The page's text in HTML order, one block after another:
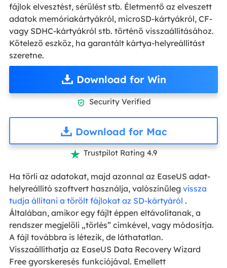
fájlok elvesztést, sérülést stb. Életmentő az elveszett
adatok memóriakártyákról, microSD-kártyákról, CF-
vagy SDHC-kártyákról stb. történő visszaállításához.
Kötelező eszköz, ha garantált kártya-helyreállítást
szeretne.
Download for Win
 Security Verified
Download for Mac
 Trustpilot Rating 4.9
Ha törli az adatokat, majd azonnal az EaseUS adat-
helyreállító szoftvert használja, valószínűleg vissza
tudja állítani a törölt fájlokat az SD-kártyáról .
Általában, amikor egy fájlt éppen eltávolítanak, a
rendszer megjelöli „törlés” címkével, vagy módosítja.
A fájl továbbra is létezik, de láthatatlan.
Visszaállíthatja az EaseUS Data Recovery Wizard
Free gyorskeresés funkciójával. Emellett